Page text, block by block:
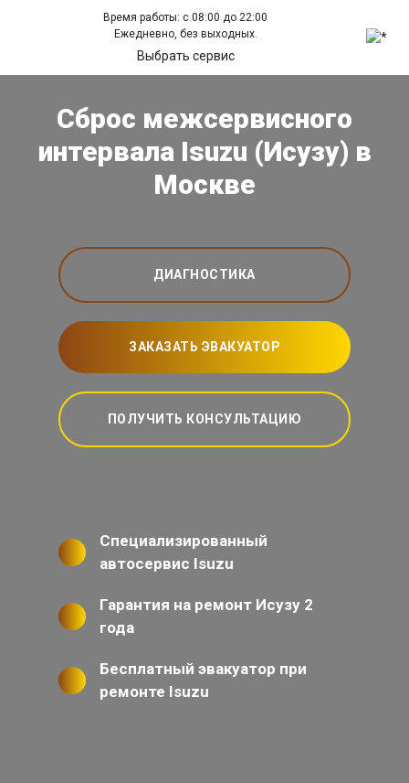
Время работы: с 08:00 до 22:00
Ежедневно, без выходных.
Выбрать сервис
Сброс межсервисного
интервала Isuzu (Исузу) в
Москве
ДИАГНОСТИКА
ЗАКАЗАТЬ ЭВАКУАТОР
ПОЛУЧИТЬ КОНСУЛЬТАЦИЮ
Специализированный
автосервис Isuzu
Гарантия на ремонт Исузу 2
года
Бесплатный эвакуатор при
ремонте Isuzu